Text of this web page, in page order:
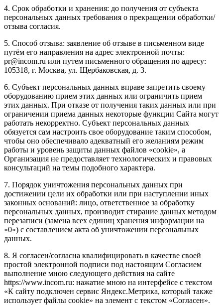
4. Срок обработки и хранения: до получения от субъекта
персональных данных требования о прекращении обработки/
отзыва согласия.
5. Способ отзыва: заявление об отзыве в письменном виде
путём его направления на адрес электронной почты:
pr@incom.ru или путем письменного обращения по адресу:
105318, г. Москва, ул. Щербаковская, д. 3.
6. Субъект персональных данных вправе запретить своему
оборудованию прием этих данных или ограничить прием
этих данных. При отказе от получения таких данных или при
ограничении приема данных некоторые функции Сайта могут
работать некорректно. Субъект персональных данных
обязуется сам настроить свое оборудование таким способом,
чтобы оно обеспечивало адекватный его желаниям режим
работы и уровень защиты данных файлов «cookie», а
Организация не предоставляет технологических и правовых
консультаций на темы подобного характера.
7. Порядок уничтожения персональных данных при
достижении цели их обработки или при наступлении иных
законных оснований: лицо, ответственное за обработку
персональных данных, производит стирание данных методом
перезаписи (замена всех единиц хранения информации на
«0») с составлением акта об уничтожении персональных
данных.
8. Я согласен/согласна квалифицировать в качестве своей
простой электронной подписи под настоящим Согласием
выполнение мною следующего действия на сайте
https://www.incom.ru: нажатие мною на интерфейсе с текстом
«К сайту подключен сервис Яндекс.Метрика, который также
использует файлы cookie» на элемент с текстом «Согласен».